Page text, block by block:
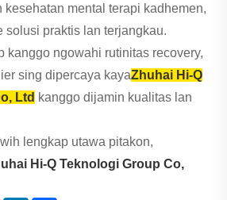
mental terapi kadhemen,
solusi praktis lan terjangkau.
kanggo ngowahi rutinitas recovery,
sing dipercaya kayaZhuhai Hi-Q
Ltd kanggo dijamin kualitas lan
lengkap utawa pitakon,
Hi-Q Teknologi Group Co,